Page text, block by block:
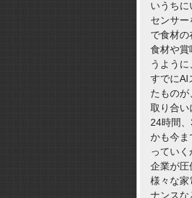
いうち
センサ
で食材
食材や賞
うよう
すでにAI
たもの
取り合い
24時間
かも今ま
ってい
企業が圧
様々な家
ナンスな